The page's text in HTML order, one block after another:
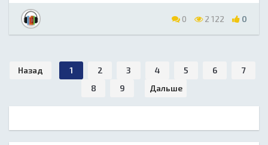
0 2 122 0
Назад 1 2 3 4 5 6
7
8
9 Дальше